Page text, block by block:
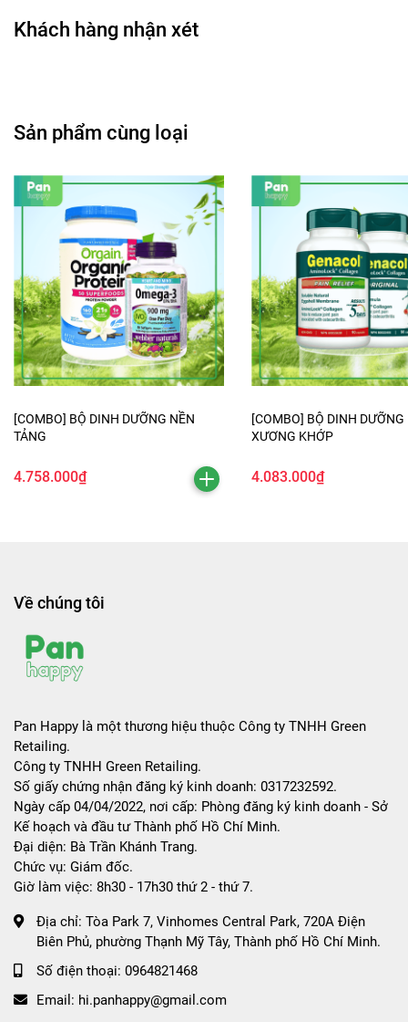
Khách hàng nhận xét
Sản phẩm cùng loại
[COMBO] BỘ DINH DƯỠNG NỀN
TẢNG
4.758.000₫
[COMBO] BỘ DINH DƯỠNG
XƯƠNG KHỚP
4.083.000₫
Về chúng tôi
Pan Happy là một thương hiệu thuộc Công ty TNHH Green
Retailing.
Công ty TNHH Green Retailing.
Số giấy chứng nhận đăng ký kinh doanh: 0317232592.
Ngày cấp 04/04/2022, nơi cấp: Phòng đăng ký kinh doanh - Sở
Kế hoạch và đầu tư Thành phố Hồ Chí Minh.
Đại diện: Bà Trần Khánh Trang.
Chức vụ: Giám đốc.
Giờ làm việc: 8h30 - 17h30 thứ 2 - thứ 7.
Địa chỉ: Tòa Park 7, Vinhomes Central Park, 720A Điện
Biên Phủ, phường Thạnh Mỹ Tây, Thành phố Hồ Chí Minh.
Số điện thoại: 0964821468
Email: hi.panhappy@gmail.com